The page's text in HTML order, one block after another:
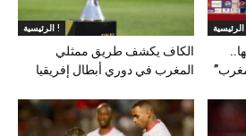
الرئيسية !
الكاف يكشف طريق ممثلي
المغرب في دوري أبطال إفريقيا
!